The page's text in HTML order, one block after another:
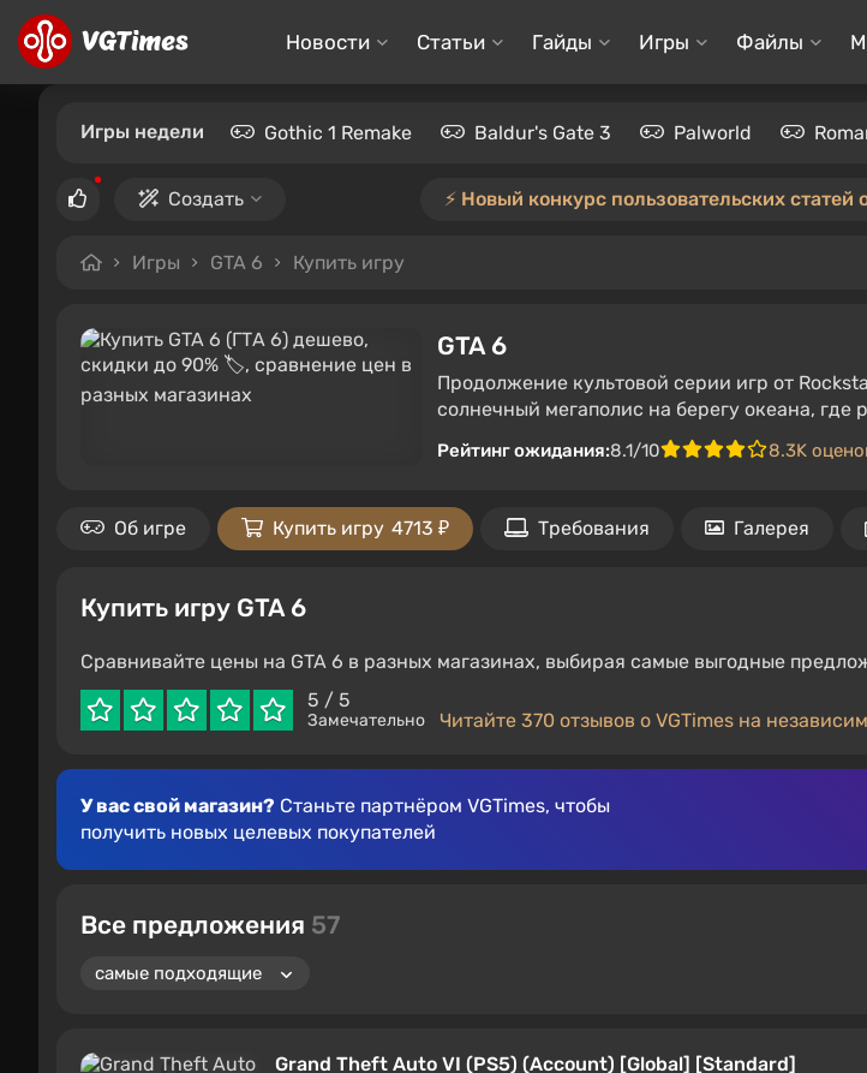
Новости Статьи Гайды Игры Файлы
Игры недели Gothic 1 Remake Baldur's Gate 3 Palworld
Создать ⚡️ Новый конкурс пользовательских статей
Игры GTA 6 Купить игру
GTA 6
Продолжение культовой серии игр от
солнечный мегаполис на берегу океана, где
Рейтинг ожидания:8.1/10 8.3K
Об игре Купить игру 4713 ₽ Требования Галерея
Купить игру GTA 6
Сравнивайте цены на GTA 6 в разных магазинах, выбирая самые выгодные
5 / 5
Замечательно Читайте 370 отзывов о VGTimes на
У вас свой магазин? Станьте партнёром VGTimes, чтобы
получить новых целевых покупателей
Все предложения 57
Grand Theft Auto VI (PS5) (Account) [Global] [Standard]